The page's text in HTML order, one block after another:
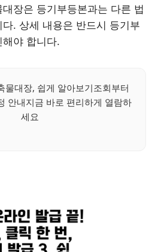
대장은 등기부등본과는 다른 법
. 상세 내용은 반드시 등기부
야 합니다.
물대장, 쉽게 알아보기조회부터
안내지금 바로 편리하게 열람하
세요